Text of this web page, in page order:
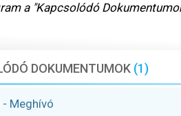
a "Kapcsolódó
DOKUMENTUMOK (1)
Meghívó